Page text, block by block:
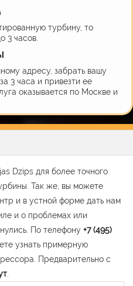
турбину, то
3 часов.
адресу, забрать вашу
3 часа и привезти ее
оказывается по Москве и
Dzips для более точного
Так же, вы можете
и в устной форме дать нам
и о проблемах или
По телефону +7 (495)
узнать примерную
Предварительно с